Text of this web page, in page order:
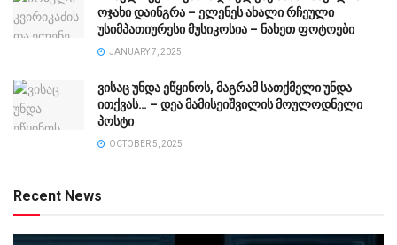
ოჯახი დაინგრა – ელენეს ახალი რჩეული
უსიმპათიურესი მუსიკოსია – ნახეთ ფოტოები
JANUARY 7, 2025
ვისაც უნდა ეწყინოს, მაგრამ სათქმელი უნდა
ითქვას… – დეა მამისეიშვილის მოულოდნელი
პოსტი
OCTOBER 5, 2025
Recent News